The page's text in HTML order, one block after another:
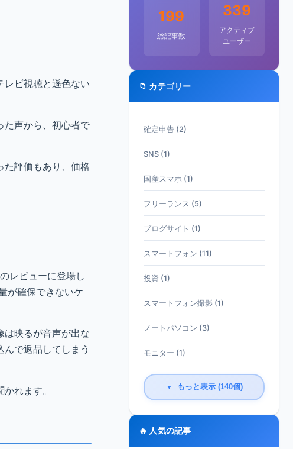
レビ視聴と遜色ない
た声から、初心者で
た評価もあり、価格
レビューに登場し
が確保できないケ
映るが音声が出な
で返品してしまう
れます。
199
総記事数
339
アクティブ
ユーザー
📁 カテゴリー
確定申告 (2)
SNS (1)
国産スマホ (1)
フリーランス (5)
ブログサイト (1)
スマートフォン (11)
投資 (1)
スマートフォン撮影 (1)
ノートパソコン (3)
モニター (1)
▼ もっと表示 (140個)
🔥 人気の記事